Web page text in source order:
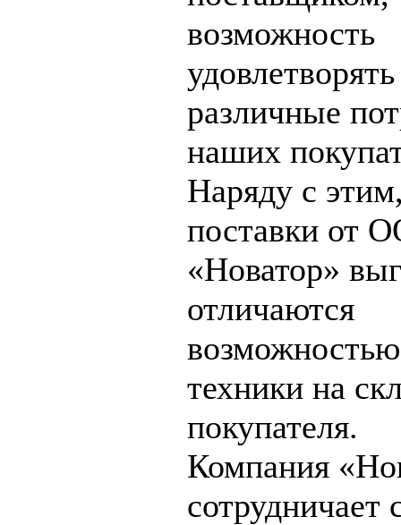
возможность
различные
наших
Наряду с
поставки от
«Новатор»
отличаются
техники на
покупателя.
Компания
сотрудничает